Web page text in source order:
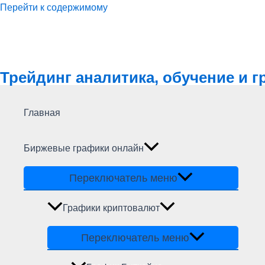
Перейти к содержимому
Трейдинг аналитика, обучение и
Главная
Биржевые графики онлайн
Переключатель меню
Графики криптовалют
Переключатель меню